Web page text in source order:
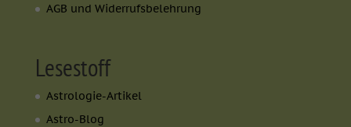
AGB und Widerrufsbelehrung
Lesestoff
Astrologie-Artikel
Astro-Blog